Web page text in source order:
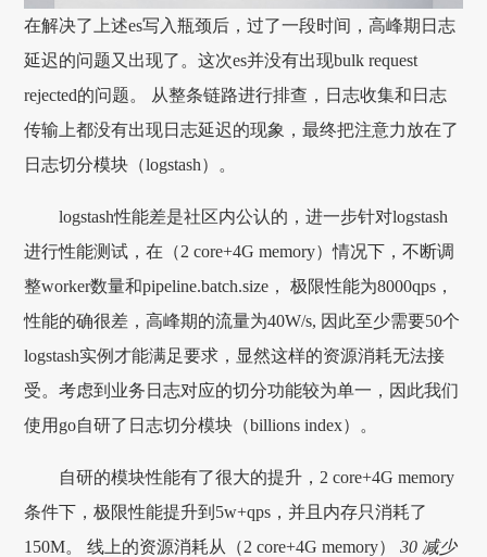
在解决了上述es写入瓶颈后，过了一段时间，高峰期日志
延迟的问题又出现了。这次es并没有出现bulk request
rejected的问题。 从整条链路进行排查，日志收集和日志
传输上都没有出现日志延迟的现象，最终把注意力放在了
日志切分模块（logstash）。
logstash性能差是社区内公认的，进一步针对logstash
进行性能测试，在（2 core+4G memory）情况下，不断调
整worker数量和pipeline.batch.size， 极限性能为8000qps，
性能的确很差，高峰期的流量为40W/s, 因此至少需要50个
logstash实例才能满足要求，显然这样的资源消耗无法接
受。考虑到业务日志对应的切分功能较为单一，因此我们
使用go自研了日志切分模块（billions index）。
自研的模块性能有了很大的提升，2 core+4G memory
条件下，极限性能提升到5w+qps，并且内存只消耗了
150M。 线上的资源消耗从（2 core+4G memory）
30 减少